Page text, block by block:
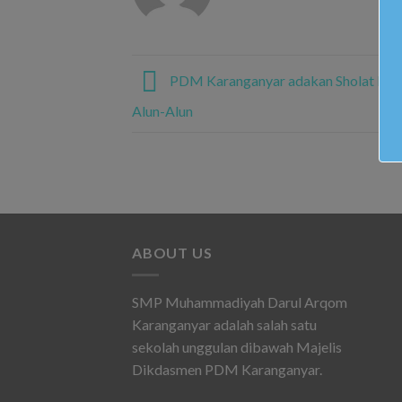
PDM Karanganyar adakan Sholat Idul
Alun-Alun
ABOUT US
SMP Muhammadiyah Darul Arqom
Karanganyar adalah salah satu
sekolah unggulan dibawah Majelis
Dikdasmen PDM Karanganyar.